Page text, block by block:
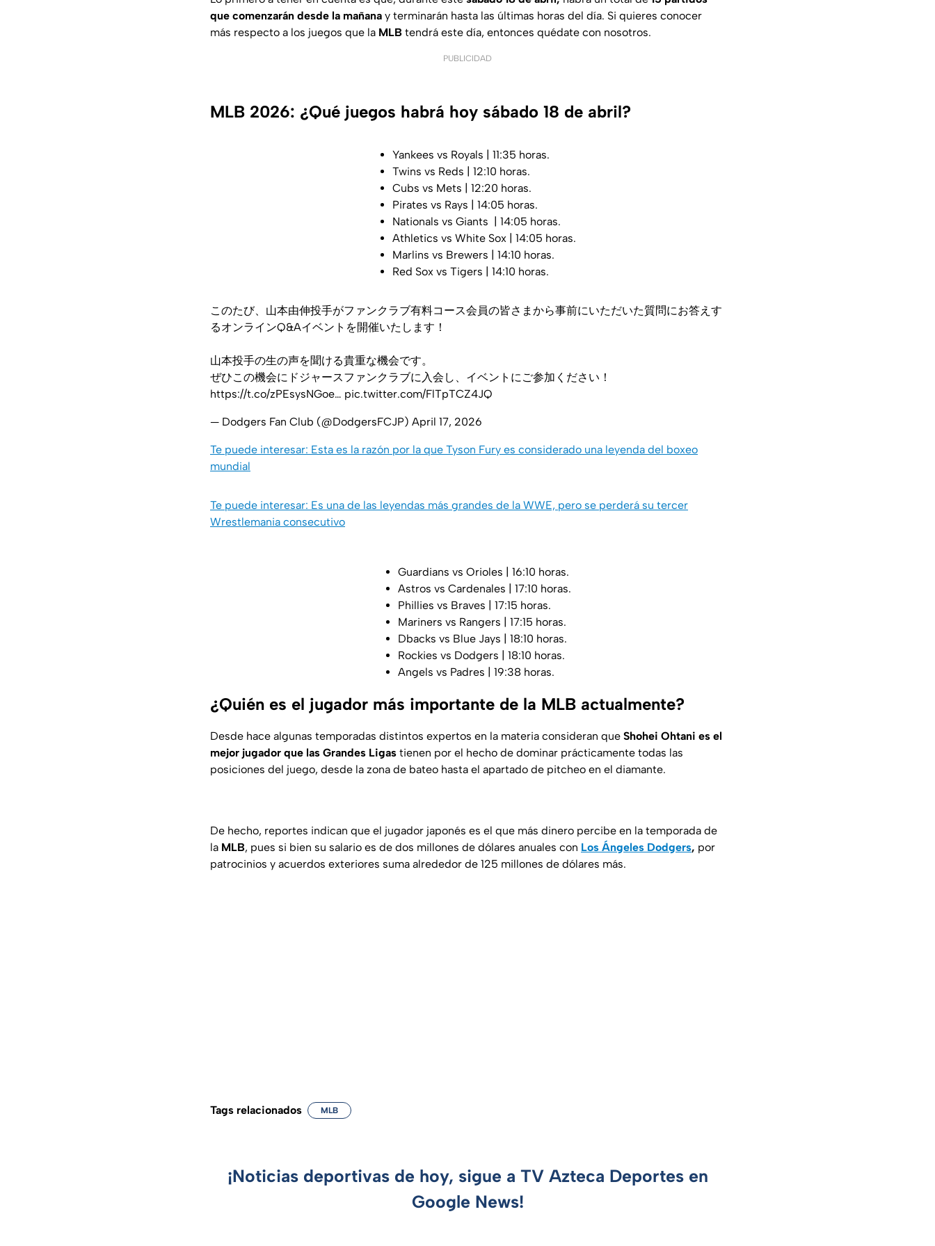
que comenzarán desde la mañana y terminarán hasta las últimas horas del día. Si quieres conocer
más respecto a los juegos que la MLB tendrá este día, entonces quédate con nosotros.
PUBLICIDAD
MLB 2026: ¿Qué juegos habrá hoy sábado 18 de abril?
Yankees vs Royals | 11:35 horas.
Twins vs Reds | 12:10 horas.
Cubs vs Mets | 12:20 horas.
Pirates vs Rays | 14:05 horas.
Nationals vs Giants | 14:05 horas.
Athletics vs White Sox | 14:05 horas.
Marlins vs Brewers | 14:10 horas.
Red Sox vs Tigers | 14:10 horas.
このたび、山本由伸投手がファンクラブ有料コース会員の皆さまから事前にいただいた質問にお答えす
るオンラインQ&Aイベントを開催いたします！
山本投手の生の声を聞ける貴重な機会です。
ぜひこの機会にドジャースファンクラブに入会し、イベントにご参加ください！
https://t.co/zPEsysNGoe… pic.twitter.com/FlTpTCZ4JQ
— Dodgers Fan Club (@DodgersFCJP) April 17, 2026
Te puede interesar: Esta es la razón por la que Tyson Fury es considerado una leyenda del boxeo
mundial
Te puede interesar: Es una de las leyendas más grandes de la WWE, pero se perderá su tercer
Wrestlemania consecutivo
Guardians vs Orioles | 16:10 horas.
Astros vs Cardenales | 17:10 horas.
Phillies vs Braves | 17:15 horas.
Mariners vs Rangers | 17:15 horas.
Dbacks vs Blue Jays | 18:10 horas.
Rockies vs Dodgers | 18:10 horas.
Angels vs Padres | 19:38 horas.
¿Quién es el jugador más importante de la MLB actualmente?
Desde hace algunas temporadas distintos expertos en la materia consideran que Shohei Ohtani es el
mejor jugador que las Grandes Ligas tienen por el hecho de dominar prácticamente todas las
posiciones del juego, desde la zona de bateo hasta el apartado de pitcheo en el diamante.
De hecho, reportes indican que el jugador japonés es el que más dinero percibe en la temporada de
la MLB, pues si bien su salario es de dos millones de dólares anuales con Los Ángeles Dodgers, por
patrocinios y acuerdos exteriores suma alrededor de 125 millones de dólares más.
Tags relacionados MLB
¡Noticias deportivas de hoy, sigue a TV Azteca Deportes en
Google News!